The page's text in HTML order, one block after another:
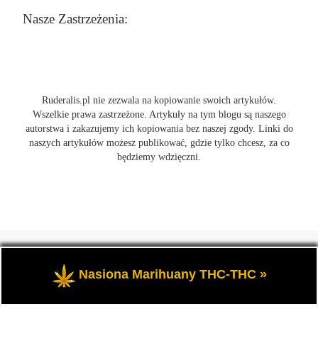
Nasze Zastrzeżenia:
Ruderalis.pl nie zezwala na kopiowanie swoich artykułów.
Wszelkie prawa zastrzeżone. Artykuły na tym blogu są naszego
autorstwa i zakazujemy ich kopiowania bez naszej zgody. Linki do
naszych artykułów możesz publikować, gdzie tylko chcesz, za co
będziemy wdzięczni.
marihuanie THC i konopi CBD, wszystko na temat uprawy
cannabis i nie tylko.
Nasiona Marihuany THC-THC »